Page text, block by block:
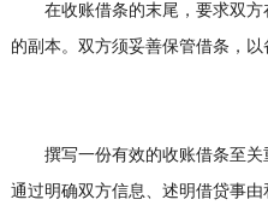
在收账借条的末尾，要求双方
的副本。双方须妥善保管借条，以
撰写一份有效的收账借条至关
通过明确双方信息、述明借贷事